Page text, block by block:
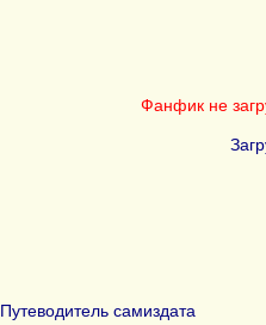
Фанфик не
Путеводитель самиздата